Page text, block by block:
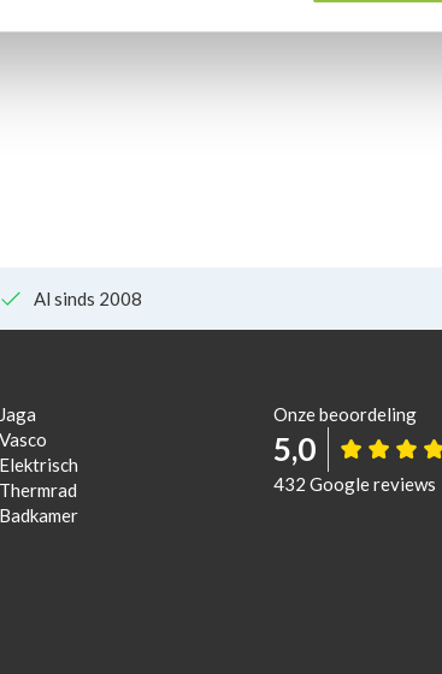
Al sinds 2008
Jaga
Vasco
Elektrisch
Thermrad
Badkamer
Onze beoordeling
5,0
432 Google reviews